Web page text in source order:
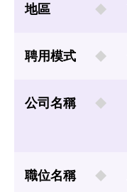
地區
聘用模式
公司名稱
職位名稱